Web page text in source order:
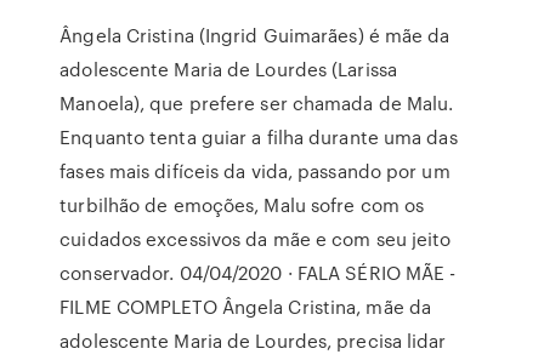
Ângela Cristina (Ingrid Guimarães) é mãe da
adolescente Maria de Lourdes (Larissa
Manoela), que prefere ser chamada de Malu.
Enquanto tenta guiar a filha durante uma das
fases mais difíceis da vida, passando por um
turbilhão de emoções, Malu sofre com os
cuidados excessivos da mãe e com seu jeito
conservador. 04/04/2020 · FALA SÉRIO MÃE -
FILME COMPLETO Ângela Cristina, mãe da
adolescente Maria de Lourdes, precisa lidar